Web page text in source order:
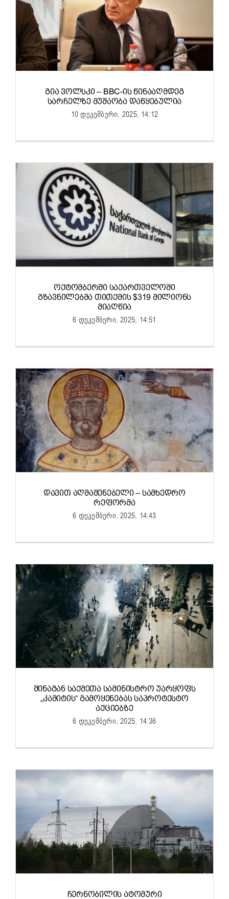
ᲒᲘᲐ ᲕᲝᲚᲡᲙᲘ – BBC-ᲘᲡ ᲬᲘᲜᲐᲐᲦᲛᲓᲔᲒ
ᲡᲐᲠᲩᲔᲚᲖᲔ ᲛᲣᲨᲐᲝᲑᲐ ᲓᲐᲬᲧᲔᲑᲣᲚᲘᲐ
10 დეკემბერი, 2025, 14:12
ᲝᲥᲢᲝᲛᲑᲔᲠᲨᲘ ᲡᲐᲥᲐᲠᲗᲕᲔᲚᲝᲨᲘ
ᲒᲖᲐᲕᲜᲘᲚᲔᲑᲛᲐ ᲗᲘᲗᲥᲛᲘᲡ $319 ᲛᲘᲚᲘᲝᲜᲡ
ᲛᲘᲐᲦᲬᲘᲐ
6 დეკემბერი, 2025, 14:51
ᲓᲐᲕᲘᲗ ᲐᲦᲛᲐᲨᲔᲜᲔᲑᲔᲚᲘ – ᲡᲐᲛᲮᲔᲓᲠᲝ
ᲠᲔᲤᲝᲠᲛᲐ
6 დეკემბერი, 2025, 14:43
ᲨᲘᲜᲐᲒᲐᲜ ᲡᲐᲥᲛᲔᲗᲐ ᲡᲐᲛᲘᲜᲘᲡᲢᲠᲝ ᲣᲐᲠᲧᲝᲤᲡ
„ᲙᲐᲛᲘᲢᲘᲡ“ ᲒᲐᲛᲝᲧᲔᲜᲔᲑᲐᲡ ᲡᲐᲞᲠᲝᲢᲔᲡᲢᲝ
ᲐᲥᲪᲘᲔᲑᲖᲔ
6 დეკემბერი, 2025, 14:36
ᲩᲔᲠᲜᲝᲑᲘᲚᲘᲡ ᲐᲢᲝᲛᲣᲠᲘ